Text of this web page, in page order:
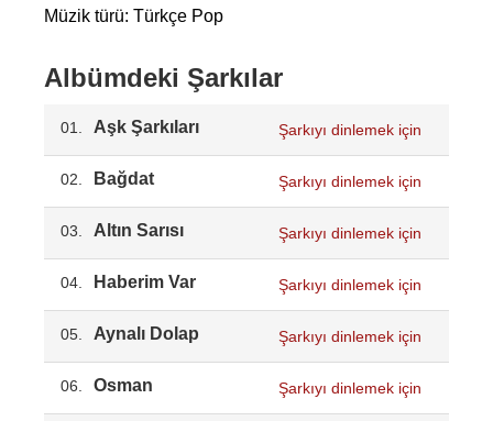
Müzik türü: Türkçe Pop
Albümdeki Şarkılar
01. Aşk Şarkıları Şarkıyı dinlemek için
02. Bağdat Şarkıyı dinlemek için
03. Altın Sarısı Şarkıyı dinlemek için
04. Haberim Var Şarkıyı dinlemek için
05. Aynalı Dolap Şarkıyı dinlemek için
06. Osman Şarkıyı dinlemek için